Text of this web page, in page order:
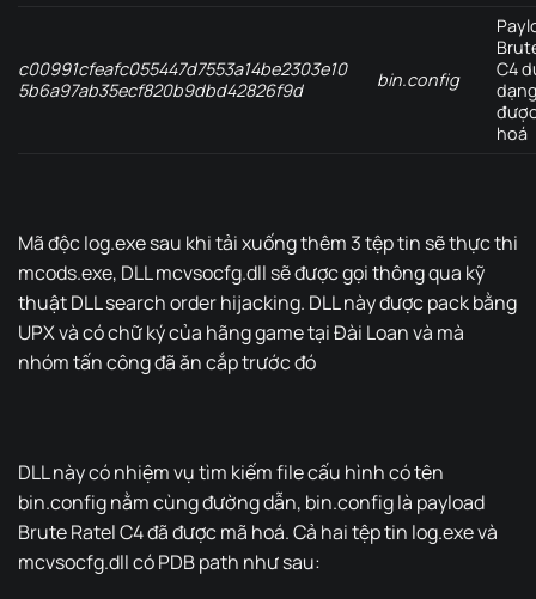
c00991cfeafc055447d7553a14be2303e10
5b6a97ab35ecf820b9dbd42826f9d
bin.config
C4
hoá
Mã độc log.exe sau khi tải xuống thêm 3 tệp tin sẽ thực thi
mcods.exe, DLL mcvsocfg.dll sẽ được gọi thông qua kỹ
thuật DLL search order hijacking. DLL này được pack bằng
UPX và có chữ ký của hãng game tại Đài Loan và mà
nhóm tấn công đã ăn cắp trước đó
DLL này có nhiệm vụ tìm kiếm file cấu hình có tên
bin.config nằm cùng đường dẫn, bin.config là payload
Brute Ratel C4 đã được mã hoá. Cả hai tệp tin log.exe và
mcvsocfg.dll có PDB path như sau: